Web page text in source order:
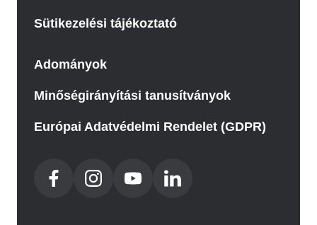
Sütikezelési tájékoztató
Adományok
Minőségirányítási tanusítványok
Európai Adatvédelmi Rendelet (GDPR)